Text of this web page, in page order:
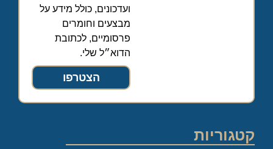
ועדכונים, כולל מידע על
מבצעים וחומרים
פרסומיים, לכתובת
הדוא״ל שלי.
הצטרפו
קטגוריות